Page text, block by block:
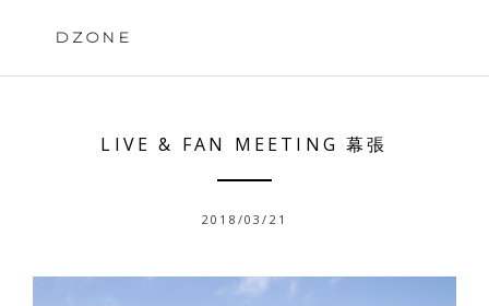
DZONE
LIVE & FAN MEETING 幕張
2018/03/21